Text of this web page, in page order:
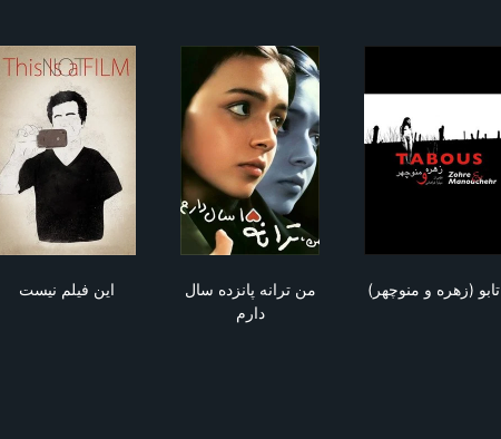
این فیلم نیست
من ترانه پانزده سال
دارم
تابو (زهره و منوچهر)